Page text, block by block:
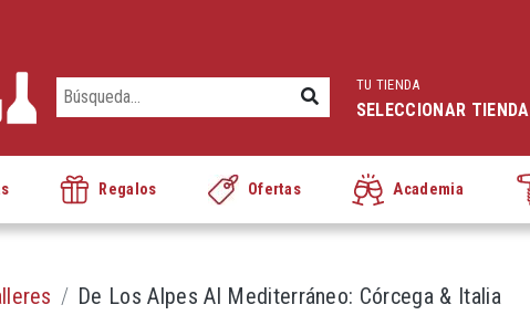
TU TIENDA
SELECCIONAR TIENDA
Regalos Ofertas Academia
De Los Alpes Al Mediterráneo: Córcega & Italia